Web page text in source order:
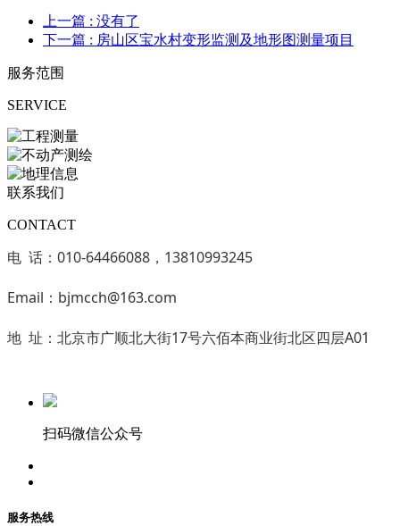
上一篇 : 没有了
下一篇 : 房山区宝水村变形监测及地形图测量项目
服务范围
SERVICE
联系我们
CONTACT
电 话：010-64466088，13810993245
Email：bjmcch@163.com
地 址：北京市广顺北大街17号六佰本商业街北区四层A01
扫码微信公众号
服务热线